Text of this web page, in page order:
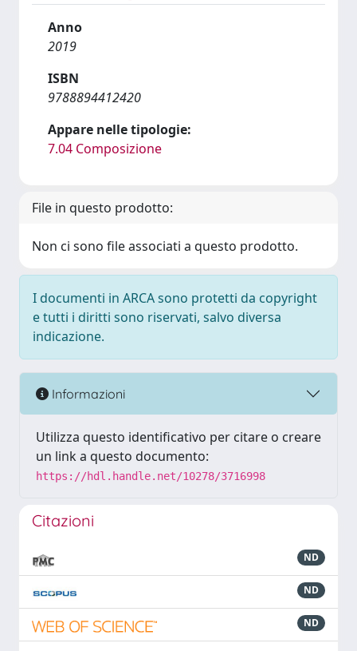
Anno
2019
ISBN
9788894412420
Appare nelle tipologie:
7.04 Composizione
File in questo prodotto:
Non ci sono file associati a questo prodotto.
I documenti in ARCA sono protetti da copyright
e tutti i diritti sono riservati, salvo diversa
indicazione.
Informazioni
Utilizza questo identificativo per citare o creare
un link a questo documento:
https://hdl.handle.net/10278/3716998
Citazioni
ND
ND
ND